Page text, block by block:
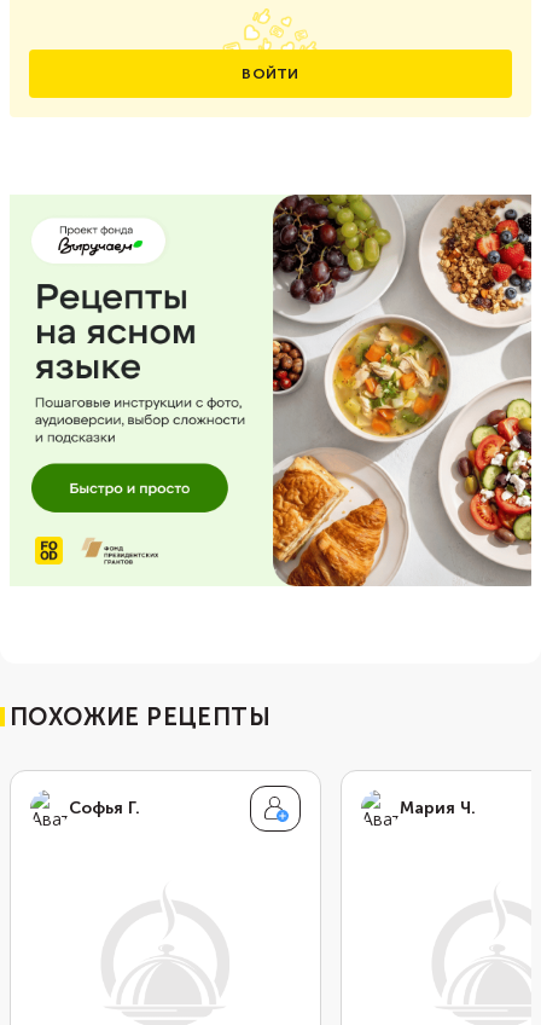
ВОЙТИ
ПОХОЖИЕ РЕЦЕПТЫ
Софья Г. Мария Ч.